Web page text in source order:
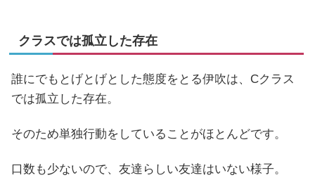
クラスでは孤立した存在
誰にでもとげとげとした態度をとる伊吹は、Cクラス
では孤立した存在。
そのため単独行動をしていることがほとんどです。
口数も少ないので、友達らしい友達はいない様子。